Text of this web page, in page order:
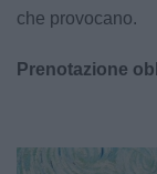
che provocano.
Prenotazione